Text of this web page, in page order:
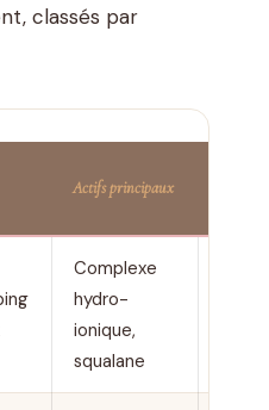
classés par
Actifs principaux
Complexe
hydro-
ionique,
squalane